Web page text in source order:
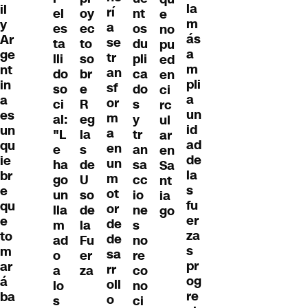
il
y
Ar
ge
nt
in
a
es
un
qu
ie
br
e
qu
e
to
m
ar
á
ba
el
es
ta
lli
do
so
ci
al:
"L
e
ha
go
un
lla
m
ad
o
a
lo
s
oy
ec
to
so
br
e
R
eg
la
s
de
U
so
de
la
Fu
er
za
rí
a
se
tr
an
sf
or
m
a
en
un
m
ot
or
de
de
sa
rr
oll
o
nt
os
du
pli
ca
do
s
y
tr
an
sa
cc
io
ne
s
no
re
co
no
ci
e
no
pu
ed
en
ci
rc
ul
ar
en
Sa
nt
ia
go
la
m
ás
a
m
pli
a
un
id
ad
de
la
s
fu
er
za
s
pr
og
re